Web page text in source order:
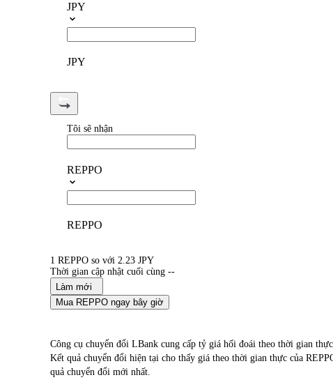
JPY
JPY
Tôi sẽ nhận
REPPO
REPPO
1 REPPO so với 2.23 JPY
Thời gian cập nhật cuối cùng --
Làm mới
Mua REPPO ngay bây giờ
Công cụ chuyển đổi LBank cung cấp tỷ giá hối đoái theo thời gian
Kết quả chuyển đổi hiện tại cho thấy giá theo thời gian thực của
quả chuyển đổi mới nhất.